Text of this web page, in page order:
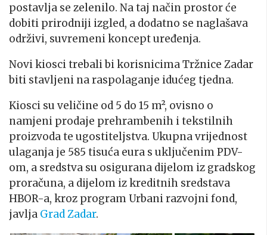
postavlja se zelenilo. Na taj način prostor će
dobiti prirodniji izgled, a dodatno se naglašava
održivi, suvremeni koncept uređenja.
Novi kiosci trebali bi korisnicima Tržnice Zadar
biti stavljeni na raspolaganje idućeg tjedna.
Kiosci su veličine od 5 do 15 m², ovisno o
namjeni prodaje prehrambenih i tekstilnih
proizvoda te ugostiteljstva. Ukupna vrijednost
ulaganja je 585 tisuća eura s uključenim PDV-
om, a sredstva su osigurana dijelom iz gradskog
proračuna, a dijelom iz kreditnih sredstava
HBOR-a, kroz program Urbani razvojni fond,
javlja Grad Zadar.